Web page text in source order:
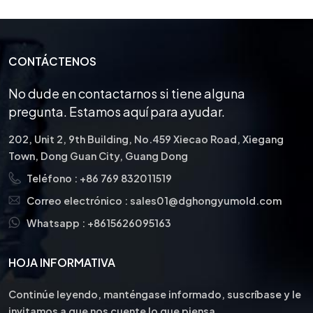
CONTÁCTENOS
No dude en contactarnos si tiene alguna
pregunta. Estamos aquí para ayudar.
202, Unit 2, 9th Building, No.459 Xiecao Road, Xiegang
Town, Dong Guan City, Guang Dong
Teléfono : +86 769 832011519
Correo electrónico : sales01@dghongyumold.com
Whatsapp : +8615626095163
HOJA INFORMATIVA
Continúe leyendo, manténgase informado, suscríbase y le